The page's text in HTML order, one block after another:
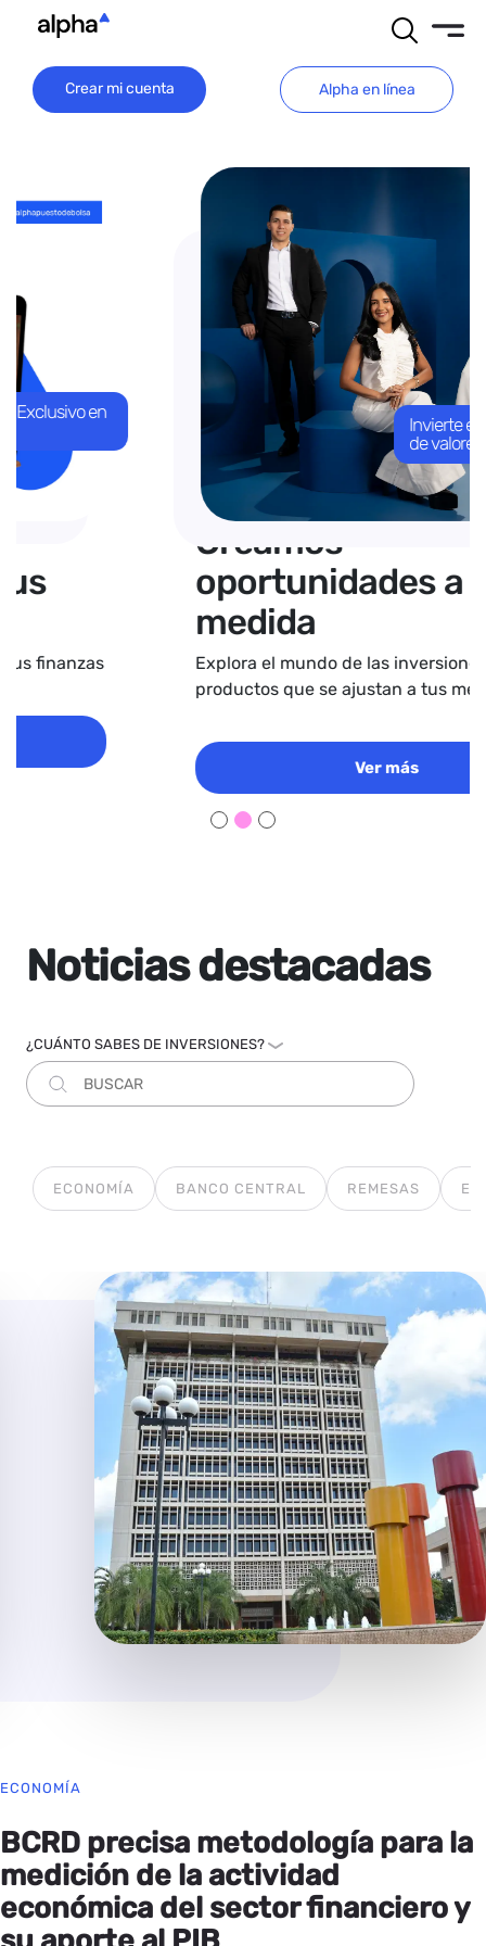
Crear mi cuenta Alpha en línea
Creamos
oportunidades a tu
medida
Explora el mundo de las inversiones con
productos que se ajustan a tus medidas.
Invierte en el mercado
de valores
Noticias destacadas
¿CUÁNTO SABES DE INVERSIONES?
ECONOMÍA BANCO CENTRAL REMESAS
ECONOMÍA
BCRD precisa metodología para la
medición de la actividad
económica del sector financiero y